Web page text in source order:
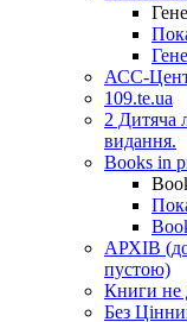
АСС-
109.te.ua
2 Дитяча
видання.
Books in
АРХІВ
пустою)
Книги не
Без